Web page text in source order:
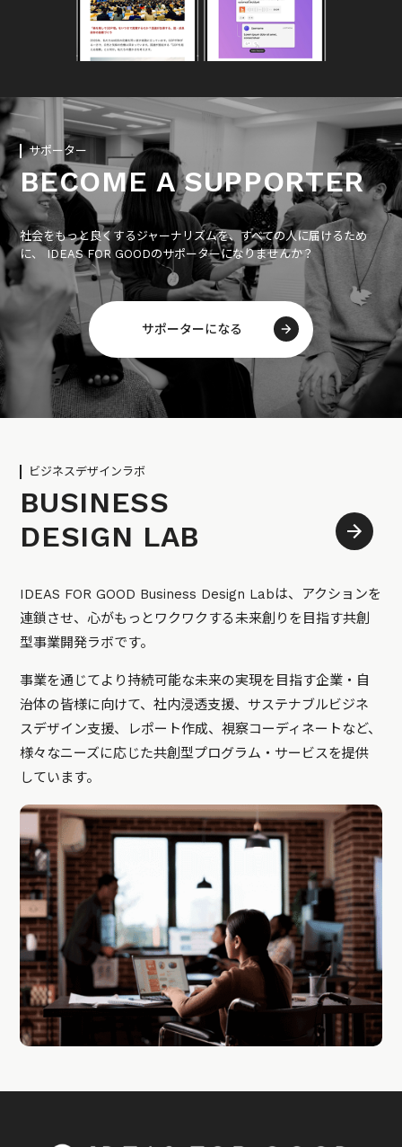
サポーター
BECOME A SUPPORTER
社会をもっと良くするジャーナリズムを、すべての人に届けるため
に、 IDEAS FOR GOODのサポーターになりませんか？
サポーターになる
ビジネスデザインラボ
BUSINESS
DESIGN LAB
IDEAS FOR GOOD Business Design Labは、アクションを
連鎖させ、心がもっとワクワクする未来創りを目指す共創
型事業開発ラボです。
事業を通じてより持続可能な未来の実現を目指す企業・自
治体の皆様に向けて、社内浸透支援、サステナブルビジネ
スデザイン支援、レポート作成、視察コーディネートなど、
様々なニーズに応じた共創型プログラム・サービスを提供
しています。